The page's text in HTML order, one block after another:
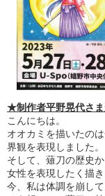
★制作者平野晃代さ
こんにちは。
オオカミを描いたの
界観を表現しました。
そして、薙刀の歴史
女性を表現したく描き
今、私は体調を崩し